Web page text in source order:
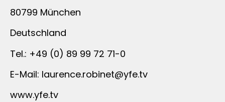
80799 München
Deutschland
Tel.: +49 (0) 89 99 72 71-0
E-Mail: laurence.robinet@yfe.tv
www.yfe.tv